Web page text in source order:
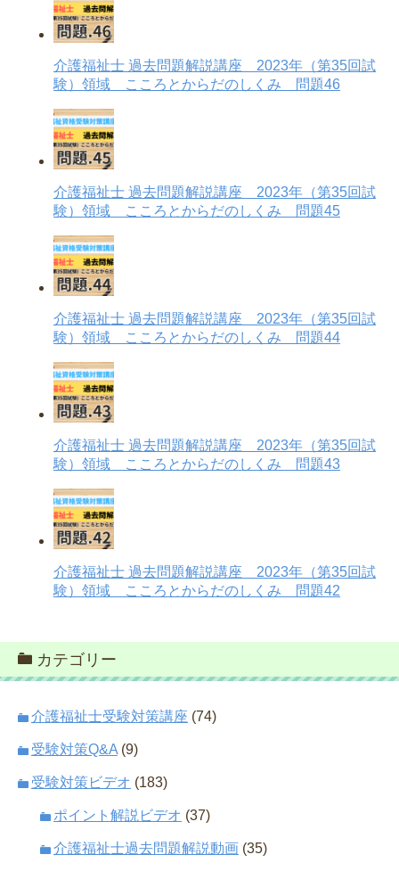
介護福祉士 過去問題解説講座 2023年（第35回試
験）領域 こころとからだのしくみ 問題46
介護福祉士 過去問題解説講座 2023年（第35回試
験）領域 こころとからだのしくみ 問題45
介護福祉士 過去問題解説講座 2023年（第35回試
験）領域 こころとからだのしくみ 問題44
介護福祉士 過去問題解説講座 2023年（第35回試
験）領域 こころとからだのしくみ 問題43
介護福祉士 過去問題解説講座 2023年（第35回試
験）領域 こころとからだのしくみ 問題42
カテゴリー
介護福祉士受験対策講座 (74)
受験対策Q&A (9)
受験対策ビデオ (183)
ポイント解説ビデオ (37)
介護福祉士過去問題解説動画 (35)